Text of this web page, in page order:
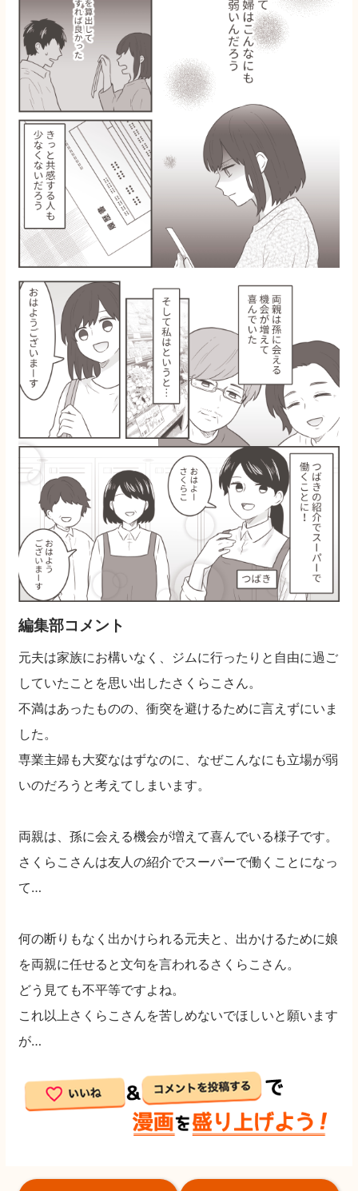
編集部コメント
元夫は家族にお構いなく、ジムに行ったりと自由に過ご
していたことを思い出したさくらこさん。
不満はあったものの、衝突を避けるために言えずにいま
した。
専業主婦も大変なはずなのに、なぜこんなにも立場が弱
いのだろうと考えてしまいます。
両親は、孫に会える機会が増えて喜んでいる様子です。
さくらこさんは友人の紹介でスーパーで働くことになっ
て…
何の断りもなく出かけられる元夫と、出かけるために娘
を両親に任せると文句を言われるさくらこさん。
どう見ても不平等ですよね。
これ以上さくらこさんを苦しめないでほしいと願います
が…